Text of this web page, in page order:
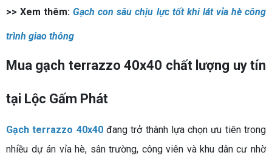
>> Xem thêm:Gạch con sâu chịu lực tốt khi lát vỉa hè công
trình giao thông
Mua gạch terrazzo 40x40 chất lượng uy tín
tại Lộc Gấm Phát
Gạch terrazzo 40x40đang trở thành lựa chọn ưu tiên trong
nhiều dự án vỉa hè, sân trường, công viên và khu dân cư nhờ